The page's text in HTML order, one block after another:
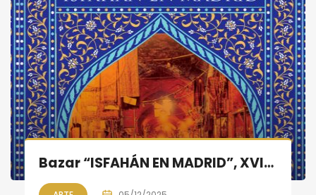
Bazar “ISFAHÁN EN MADRID”, XVII Edición, 5 al 15 de diciembre